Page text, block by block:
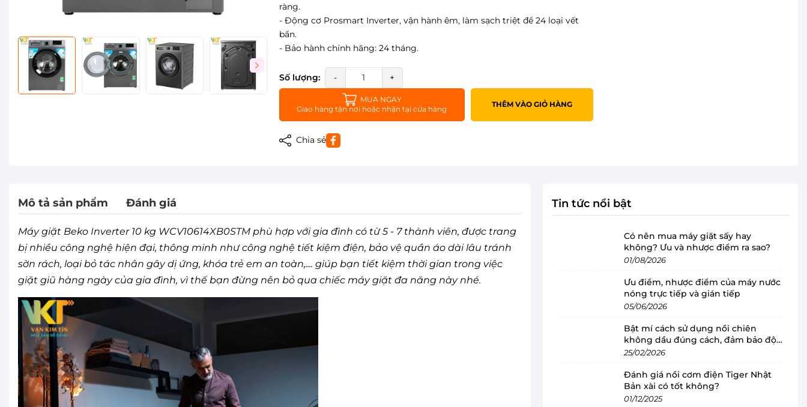
ràng.
- Động cơ Prosmart Inverter, vận hành êm, làm sạch triệt để 24 loại vết
bẩn.
- Bảo hành chính hãng: 24 tháng.
Số lượng: - +
MUA NGAY
Giao hàng tận nơi hoặc nhận tại cửa hàng
THÊM VÀO GIỎ HÀNG
Chia sẻ
Mô tả sản phẩm Đánh giá
Máy giặt Beko Inverter 10 kg WCV10614XB0STM phù hợp với gia đình có từ 5 - 7 thành viên, được trang
bị nhiều công nghệ hiện đại, thông minh như công nghệ tiết kiệm điện, bảo vệ quần áo dài lâu tránh
sờn rách, loại bỏ tác nhân gây dị ứng, khóa trẻ em an toàn,.... giúp bạn tiết kiệm thời gian trong việc
giặt giũ hàng ngày của gia đình, vì thế bạn đừng nên bỏ qua chiếc máy giặt đa năng này nhé.
Tin tức nổi bật
Có nên mua máy giặt sấy hay
không? Ưu và nhược điểm ra sao?
01/08/2026
Ưu điểm, nhược điểm của máy nước
nóng trực tiếp và gián tiếp
05/06/2026
Bật mí cách sử dụng nồi chiên
không dầu đúng cách, đảm bảo độ
bền
25/02/2026
Đánh giá nồi cơm điện Tiger Nhật
Bản xài có tốt không?
01/12/2025